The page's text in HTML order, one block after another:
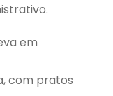
em
com pratos